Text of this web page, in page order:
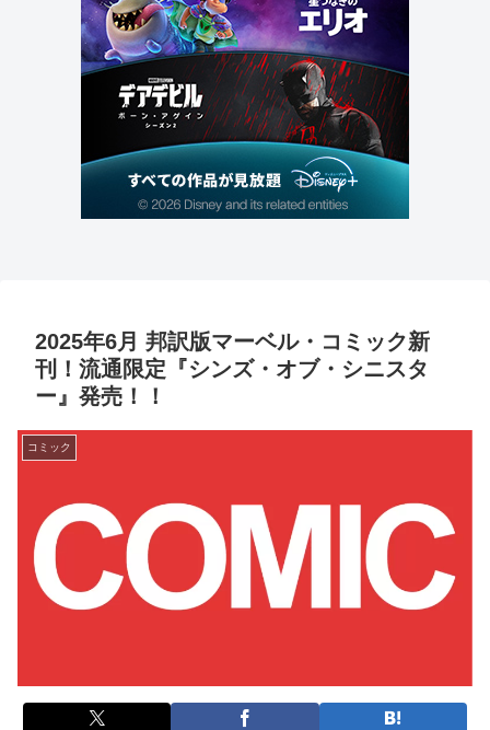
2025年6月 邦訳版マーベル・コミック新
刊！流通限定『シンズ・オブ・シニスタ
ー』発売！！
コミック